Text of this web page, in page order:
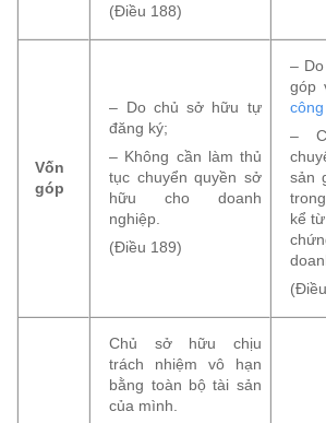
(Điều 188)
Vốn
góp
– Do chủ sở hữu tự
đăng ký;
– Không cần làm thủ
tục chuyển quyền sở
hữu cho doanh
nghiệp.
(Điều 189)
–
góp
–
sản
kể
Chủ sở hữu chịu
trách nhiệm vô hạn
bằng toàn bộ tài sản
của mình.